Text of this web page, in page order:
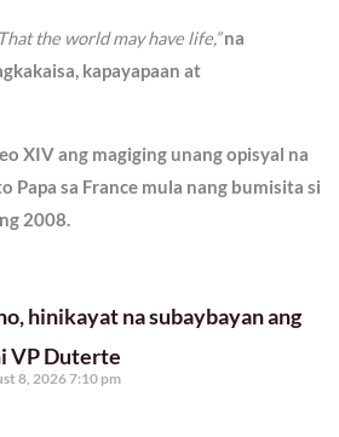
the world may have life,”na
kapayapaan at
XIV ang magiging unang opisyal na
Papa sa France mula nang bumisita si
2008.
hinikayat na subaybayan ang
VP Duterte
8, 2026 7:10 pm